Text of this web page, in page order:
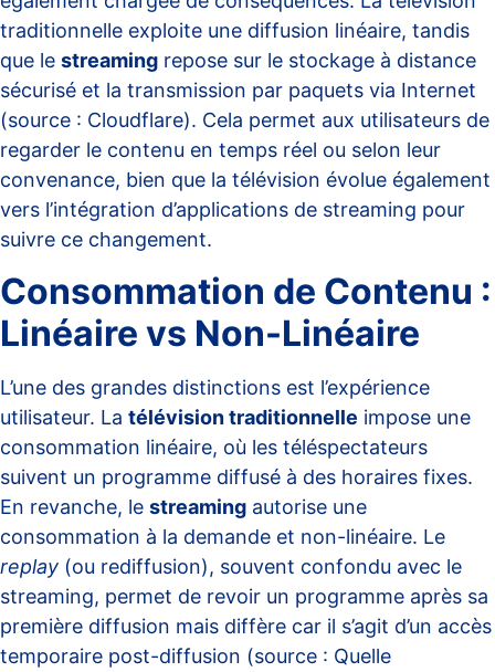
traditionnelle exploite une diffusion linéaire, tandis
que le streaming repose sur le stockage à distance
sécurisé et la transmission par paquets via Internet
(source : Cloudflare). Cela permet aux utilisateurs de
regarder le contenu en temps réel ou selon leur
convenance, bien que la télévision évolue également
vers l’intégration d’applications de streaming pour
suivre ce changement.
Consommation de Contenu :
Linéaire vs Non-Linéaire
L’une des grandes distinctions est l’expérience
utilisateur. La télévision traditionnelle impose une
consommation linéaire, où les téléspectateurs
suivent un programme diffusé à des horaires fixes.
En revanche, le streaming autorise une
consommation à la demande et non-linéaire. Le
replay (ou rediffusion), souvent confondu avec le
streaming, permet de revoir un programme après sa
première diffusion mais diffère car il s’agit d’un accès
temporaire post-diffusion (source : Quelle